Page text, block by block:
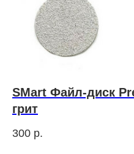
SMart Файл-диск
грит
300 р.